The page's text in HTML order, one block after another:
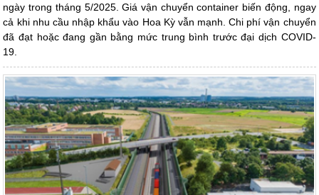
ngày trong tháng 5/2025. Giá vận chuyển container biến động, ngay
cả khi nhu cầu nhập khẩu vào Hoa Kỳ vẫn mạnh. Chi phí vận chuyển
đã đạt hoặc đang gần bằng mức trung bình trước đại dịch COVID-
19.